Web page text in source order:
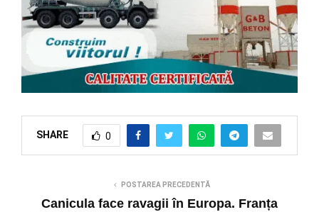
SHARE 0
POSTAREA PRECEDENTĂ
Canicula face ravagii în Europa. Franța